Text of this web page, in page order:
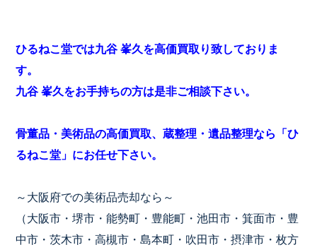
ひるねこ堂では九谷 峯久を高価買取り致しておりま
す。
九谷 峯久をお手持ちの方は是非ご相談下さい。
骨董品・美術品の高価買取、蔵整理・遺品整理なら「ひ
るねこ堂」にお任せ下さい。
～大阪府での美術品売却なら～
（大阪市・堺市・能勢町・豊能町・池田市・箕面市・豊
中市・茨木市・高槻市・島本町・吹田市・摂津市・枚方